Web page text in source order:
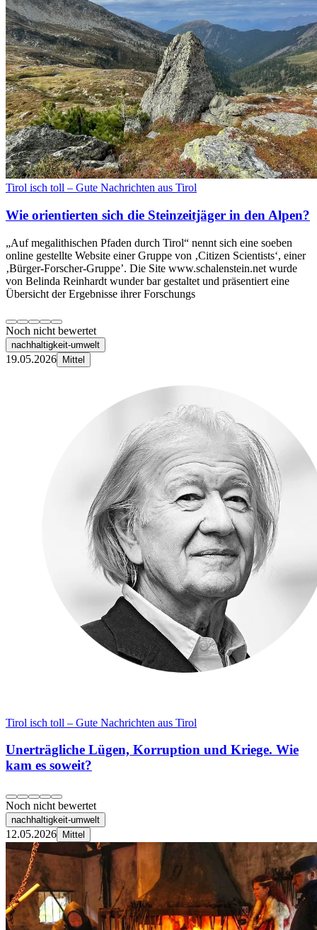
Tirol isch toll – Gute Nachrichten aus Tirol
Wie orientierten sich die Steinzeitjäger in den Alpen?
„Auf megalithischen Pfaden durch Tirol“ nennt sich eine soeben
online gestellte Website einer Gruppe von ‚Citizen Scientists‘, einer
‚Bürger-Forscher-Gruppe’. Die Site www.schalenstein.net wurde
von Belinda Reinhardt wunder bar gestaltet und präsentiert eine
Übersicht der Ergebnisse ihrer Forschungs
Noch nicht bewertet
nachhaltigkeit-umwelt
19.05.2026 Mittel
Tirol isch toll – Gute Nachrichten aus Tirol
Unerträgliche Lügen, Korruption und Kriege. Wie
kam es soweit?
Noch nicht bewertet
nachhaltigkeit-umwelt
12.05.2026 Mittel